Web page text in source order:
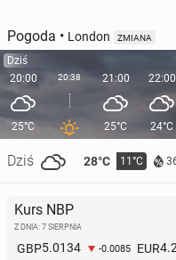
Pogoda • London ZMIANA
Dziś
20:00
25°C
Dziś 28°C 11°C
20:38 21:00
25°C
22:00
24°C
Kurs NBP
Z DNIA: 7 SIERPNIA
GBP5.0134 -0.0085 EUR